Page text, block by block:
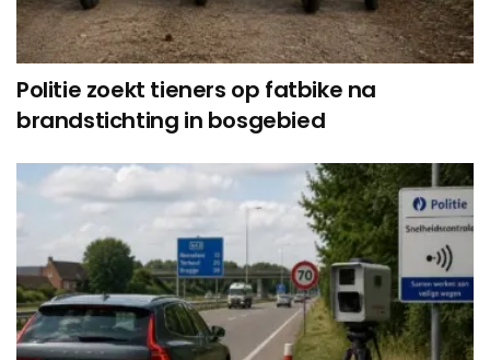
Politie zoekt tieners op fatbike na
brandstichting in bosgebied